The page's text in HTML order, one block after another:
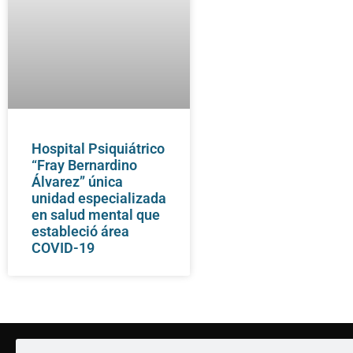
Hospital Psiquiátrico
“Fray Bernardino
Álvarez” única
unidad especializada
en salud mental que
estableció área
COVID-19